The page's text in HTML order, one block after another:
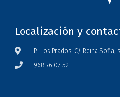
Localización y
P.I Los Prados, C/ Reina Sofia,
968 76 07 52